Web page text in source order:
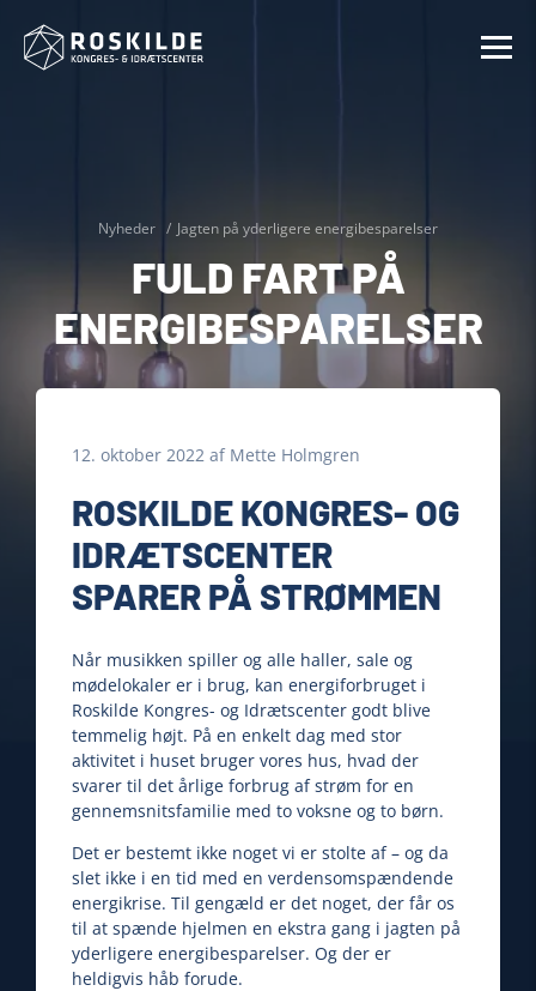
Nyheder Jagten på yderligere energibesparelser
FULD FART PÅ
ENERGIBESPARELSER
12. oktober 2022 af Mette Holmgren
ROSKILDE KONGRES- OG
IDRÆTSCENTER
SPARER PÅ STRØMMEN
Når musikken spiller og alle haller, sale og
mødelokaler er i brug, kan energiforbruget i
Roskilde Kongres- og Idrætscenter godt blive
temmelig højt. På en enkelt dag med stor
aktivitet i huset bruger vores hus, hvad der
svarer til det årlige forbrug af strøm for en
gennemsnitsfamilie med to voksne og to børn.
Det er bestemt ikke noget vi er stolte af – og da
slet ikke i en tid med en verdensomspændende
energikrise. Til gengæld er det noget, der får os
til at spænde hjelmen en ekstra gang i jagten på
yderligere energibesparelser. Og der er
heldigvis håb forude.